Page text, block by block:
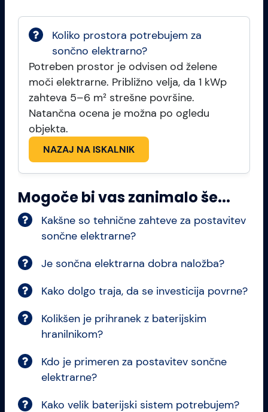
Koliko prostora potrebujem za
sončno elektrarno?
Potreben prostor je odvisen od želene
moči elektrarne. Približno velja, da 1 kWp
zahteva 5–6 m² strešne površine.
Natančna ocena je možna po ogledu
objekta.
NAZAJ NA ISKALNIK
Mogoče bi vas zanimalo še...
Kakšne so tehnične zahteve za postavitev
sončne elektrarne?
Je sončna elektrarna dobra naložba?
Kako dolgo traja, da se investicija povrne?
Kolikšen je prihranek z baterijskim
hranilnikom?
Kdo je primeren za postavitev sončne
elektrarne?
Kako velik baterijski sistem potrebujem?